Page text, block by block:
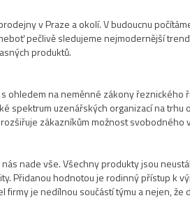
v Praze a okolí. V budoucnu
pečlivě sledujeme nejmodernější
produktů.
ohledem na neměnné zákony řeznického
spektrum uzenářských organizací na trhu
zákazníkům možnost svobodného
nade vše. Všechny produkty jsou
Přidanou hodnotou je rodinný přístup k
firmy je nedílnou součástí týmu a nejen, že